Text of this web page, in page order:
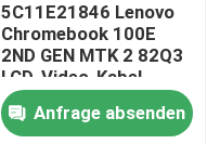
5C11E21846 Lenovo
Chromebook 100E
2ND GEN MTK 2 82Q3
LCD-Video-Kabel
Anfrage absenden